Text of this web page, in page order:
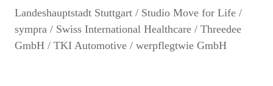
Landeshauptstadt Stuttgart / Studio Move for Life /
sympra / Swiss International Healthcare / Threedee
GmbH / TKI Automotive / werpflegtwie GmbH